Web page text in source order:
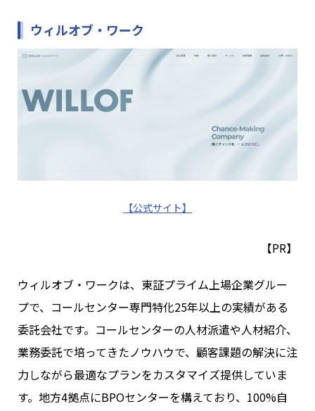
ウィルオブ・ワーク
【公式サイト】
【PR】
ウィルオブ・ワークは、東証プライム上場企業グルー
プで、コールセンター専門特化25年以上の実績がある
委託会社です。コールセンターの人材派遣や人材紹介、
業務委託で培ってきたノウハウで、顧客課題の解決に注
力しながら最適なプランをカスタマイズ提供していま
す。地方4拠点にBPOセンターを構えており、100%自